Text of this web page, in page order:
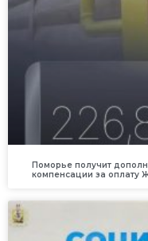
Поморье получит
компенсации за оплату